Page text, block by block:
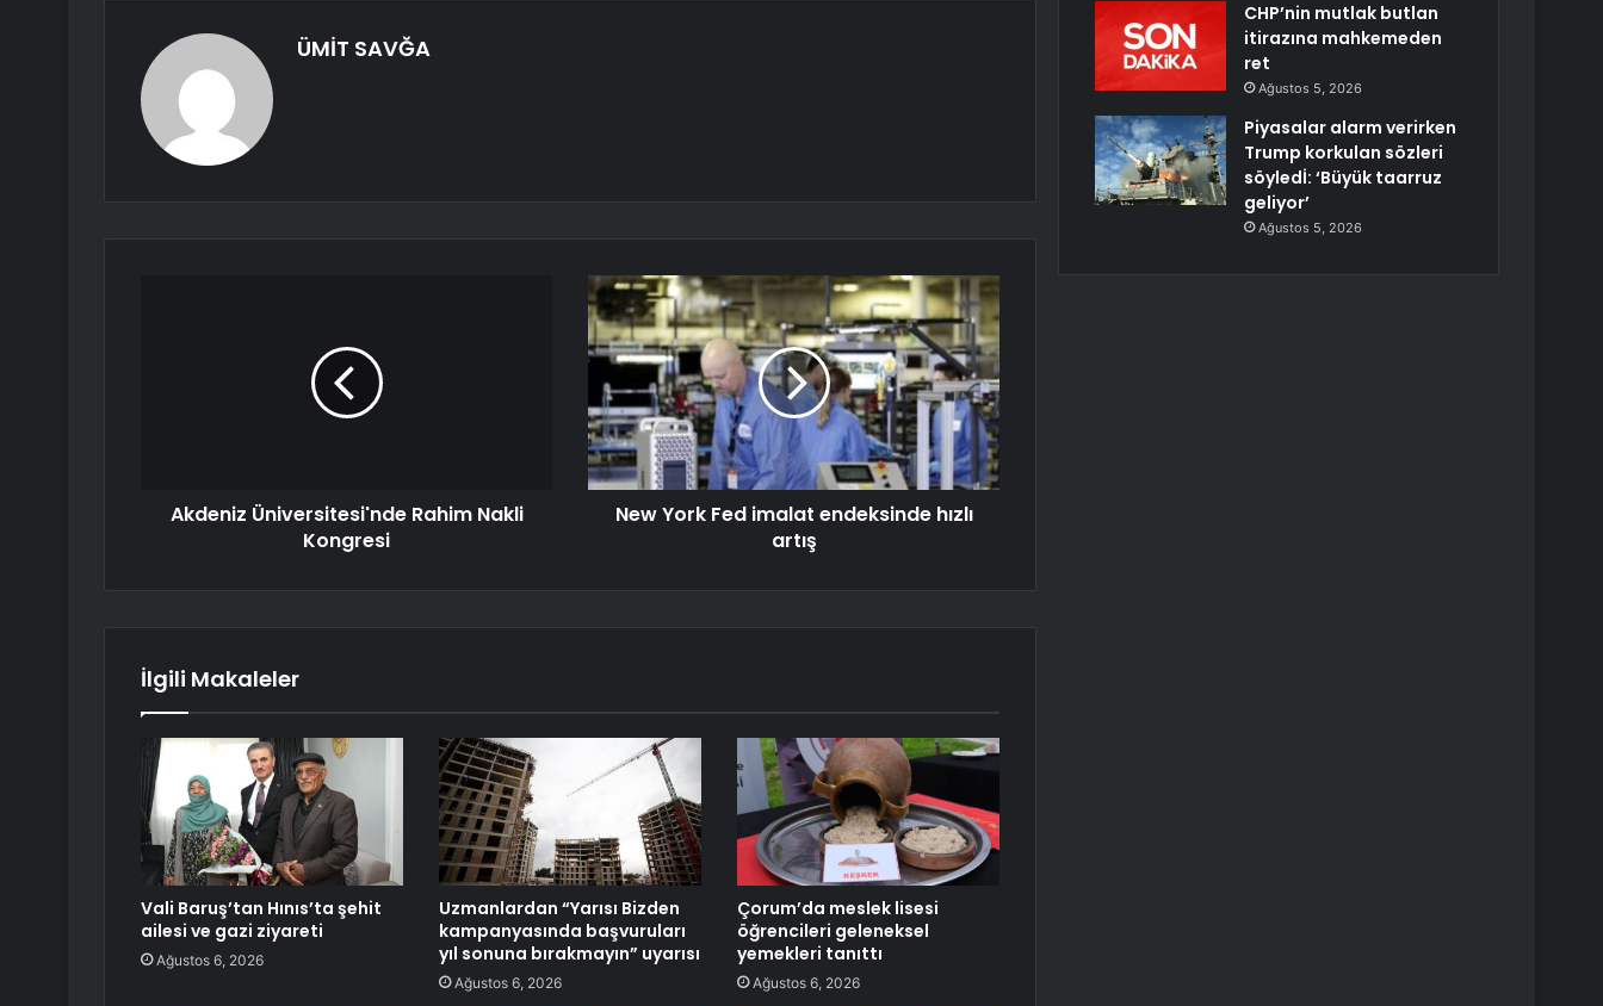
ÜMİT SAVĞA
Akdeniz Üniversitesi'nde Rahim Nakli
Kongresi
New York Fed imalat endeksinde hızlı
artış
İlgili Makaleler
Vali Baruş’tan Hınıs’ta şehit
ailesi ve gazi ziyareti
Ağustos 6, 2026
Uzmanlardan “Yarısı Bizden
kampanyasında başvuruları
yıl sonuna bırakmayın” uyarısı
Ağustos 6, 2026
Çorum’da meslek lisesi
öğrencileri geleneksel
yemekleri tanıttı
Ağustos 6, 2026
CHP’nin mutlak butlan
itirazına mahkemeden
ret
Ağustos 5, 2026
Piyasalar alarm verirken
Trump korkulan sözleri
söyledİ: ‘Büyük taarruz
geliyor’
Ağustos 5, 2026